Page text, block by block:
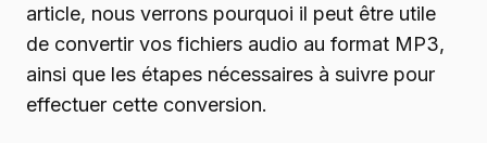
article, nous verrons pourquoi il peut être utile
de convertir vos fichiers audio au format MP3,
ainsi que les étapes nécessaires à suivre pour
effectuer cette conversion.